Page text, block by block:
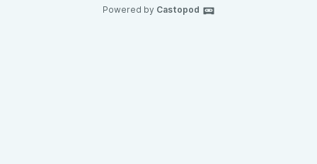
Powered by Castopod